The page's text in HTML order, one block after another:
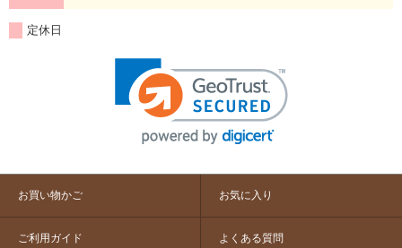
定休日
お買い物かご お気に入り
ご利用ガイド よくある質問